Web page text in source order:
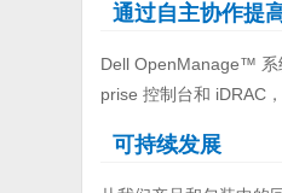
通过自主协作提
Dell OpenManage™ 系
prise 控制台和 iDRAC
可持续发展